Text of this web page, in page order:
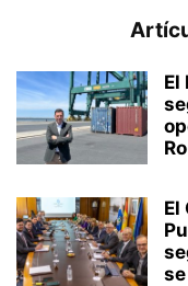
El
El